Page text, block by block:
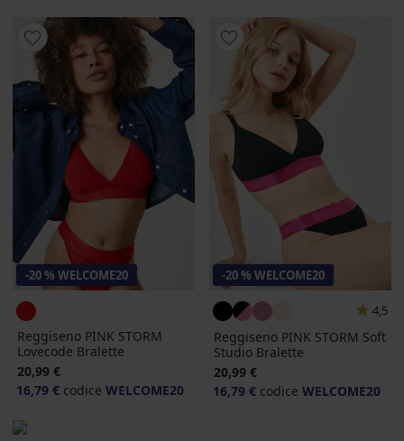
-20 % WELCOME20
Reggiseno PINK STORM
Lovecode Bralette
20,99 €
16,79 € codice WELCOME20
-20 % WELCOME20
4,5
Reggiseno PINK STORM Soft
Studio Bralette
20,99 €
16,79 € codice WELCOME20